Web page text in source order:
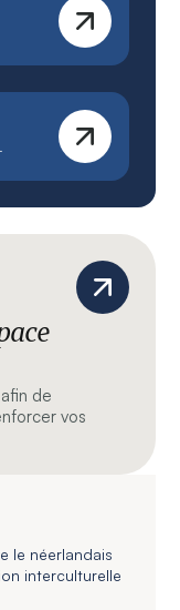
de
vos
le néerlandais
interculturelle